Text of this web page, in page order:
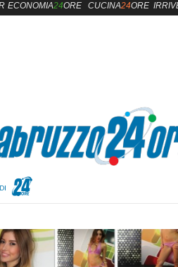
navigation
ECONOMIA24ORE CUCINA24ORE